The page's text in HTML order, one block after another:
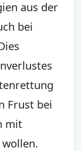
aus der
bei
Frust bei
mit